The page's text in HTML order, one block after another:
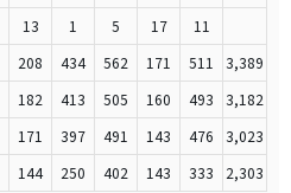
13 1 5 17
11
208 434 562 171 511
3,389
182 413 505 160 493
3,182
171 397 491 143 476
3,023
144 250 402 143 333 2,303